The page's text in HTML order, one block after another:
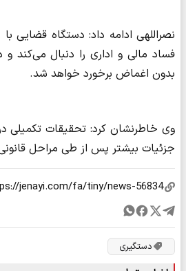
نصراللهی ادامه داد: دستگاه قضایی با
فساد مالی و اداری را دنبال می‌کند
بدون اغماض برخورد خواهد شد.
وی خاطرنشان کرد: تحقیقات تکمیلی در
جزئیات بیشتر پس از طی مراحل
دستگیری